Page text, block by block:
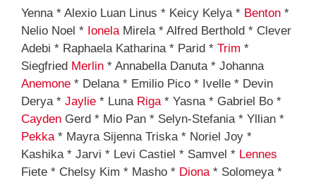
Yenna * Alexio Luan Linus * Keicy Kelya * Benton *
Nelio Noel * IonelaMirela * Alfred Berthold * Clever
Adebi * Raphaela Katharina * Parid * Trim *
Siegfried Merlin * Annabella Danuta * Johanna
Anemone * Delana * Emilio Pico * Ivelle * Devin
Derya * Jaylie * Luna Riga* Yasna * Gabriel Bo *
Cayden Gerd * Mio Pan * Selyn-Stefania * Yllian *
Pekka* Mayra Sijenna Triska * Noriel Joy *
Kashika * Jarvi * Levi Castiel * Samvel * Lennes
Fiete * Chelsy Kim * Masho * Diona* Solomeya *